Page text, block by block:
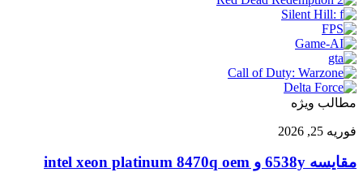
مطالب ویژه
مقایسه
و
فوریه 25, 2026
مقایسه 6538y و intel xeon platinum 8470q oem